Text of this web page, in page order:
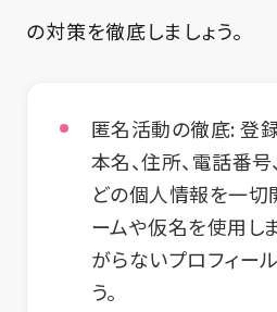
の対策を徹底しましょう。
匿名活動の徹底:登
本名、住所、電話番
どの個人情報を一切
ームや仮名を使用し
がらないプロフィー
う。